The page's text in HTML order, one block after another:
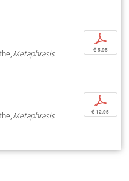
Metaphrasis
p
€ 5,95
Metaphrasis
p
€ 12,95